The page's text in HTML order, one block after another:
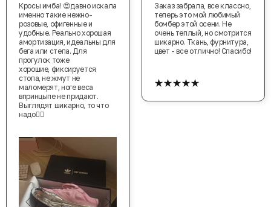
Кросы имба! 😍давно искала
именно такие нежно-
розовые, офигенные и
удобные. Реально хорошая
амортизация, идеальны для
бега или степа. Для
прогулок тоже
хорошие, фиксируется
стопа, не жмут не
маломерят, ноге веса
впринцыпе не придают.
Выглядят шикарно, то что
надо👍🏻
Заказ забрала, все классно,
теперь это мой любимый
бомбер этой осени. Не
очень теплый, но смотрится
шикарно. Ткань, фурнитура,
цвет - все отлично! Спасибо!
★★★★★